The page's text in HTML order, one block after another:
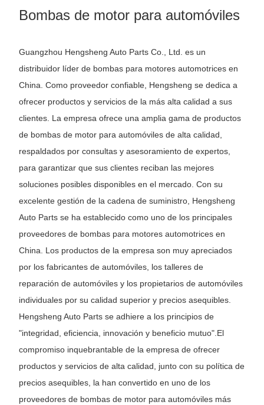
Bombas de motor para automóviles
Guangzhou Hengsheng Auto Parts Co., Ltd. es un
distribuidor líder de bombas para motores automotrices en
China. Como proveedor confiable, Hengsheng se dedica a
ofrecer productos y servicios de la más alta calidad a sus
clientes. La empresa ofrece una amplia gama de productos
de bombas de motor para automóviles de alta calidad,
respaldados por consultas y asesoramiento de expertos,
para garantizar que sus clientes reciban las mejores
soluciones posibles disponibles en el mercado. Con su
excelente gestión de la cadena de suministro, Hengsheng
Auto Parts se ha establecido como uno de los principales
proveedores de bombas para motores automotrices en
China. Los productos de la empresa son muy apreciados
por los fabricantes de automóviles, los talleres de
reparación de automóviles y los propietarios de automóviles
individuales por su calidad superior y precios asequibles.
Hengsheng Auto Parts se adhiere a los principios de
"integridad, eficiencia, innovación y beneficio mutuo".El
compromiso inquebrantable de la empresa de ofrecer
productos y servicios de alta calidad, junto con su política de
precios asequibles, la han convertido en uno de los
proveedores de bombas de motor para automóviles más